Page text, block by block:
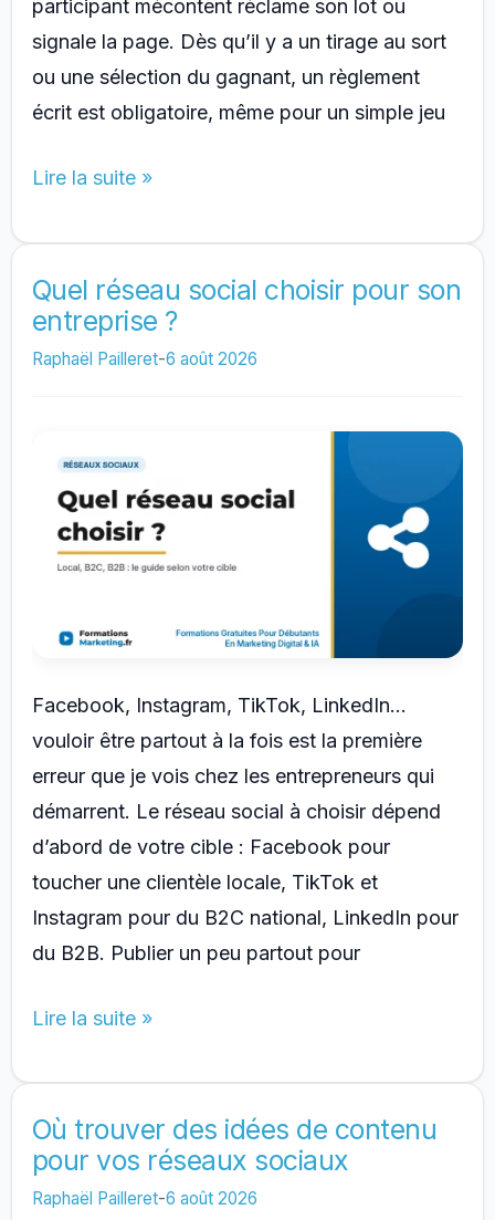
participant mécontent réclame son lot ou
signale la page. Dès qu’il y a un tirage au sort
ou une sélection du gagnant, un règlement
écrit est obligatoire, même pour un simple jeu
Concours
sociaux
:
le
règlement
Lire la suite »
Quel réseau social choisir pour son
entreprise ?
Raphaël Pailleret-6 août 2026
Facebook, Instagram, TikTok, LinkedIn…
vouloir être partout à la fois est la première
erreur que je vois chez les entrepreneurs qui
démarrent. Le réseau social à choisir dépend
d’abord de votre cible : Facebook pour
toucher une clientèle locale, TikTok et
Instagram pour du B2C national, LinkedIn pour
du B2B. Publier un peu partout pour
Quel
social
choisir
pour
son
Lire la suite »
Où trouver des idées de contenu
pour vos réseaux sociaux
Raphaël Pailleret-6 août 2026